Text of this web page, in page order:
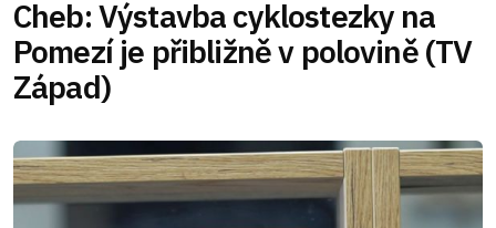
Cheb: Výstavba cyklostezky na
Pomezí je přibližně v polovině (TV
Západ)